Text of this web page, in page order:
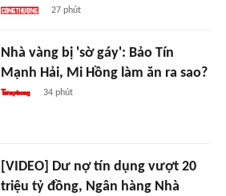
27 phút
Nhà vàng bị 'sờ gáy': Bảo Tín
Mạnh Hải, Mi Hồng làm ăn ra sao?
34 phút
[VIDEO] Dư nợ tín dụng vượt 20
triệu tỷ đồng, Ngân hàng Nhà